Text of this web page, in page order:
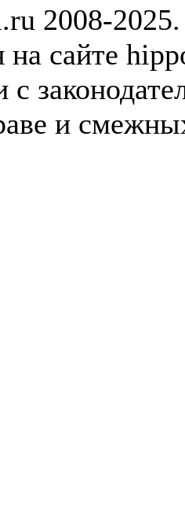
2008-
на сайте
с
и